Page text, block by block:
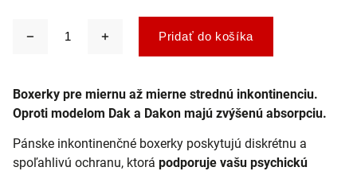
Pridať do košíka
Boxerky pre miernu až mierne strednú inkontinenciu.
Oproti modelom Dak a Dakon majú zvýšenú absorpciu.
Pánske inkontinenčné boxerky poskytujú diskrétnu a
spoľahlivú ochranu, ktorá podporuje vašu psychickú